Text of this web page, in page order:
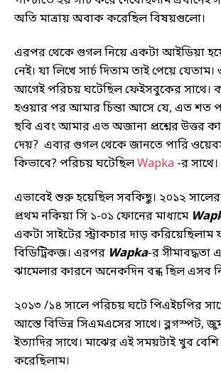
অতি মাত্রায় অবাক করেছিল বিষয়গুলো।
এরপর থেকে গুগল নিয়ে একটা আইডিয়া
নেই। যা লিখে সার্চ দিতাম তাই পেয়ে
আগেই পরিচয় ঘটেছিল ফেইসবুকের সাথে।
হওয়ার পর আমার চিন্তা আসে যে, এত শত
ছবি এবং আমার এত অজানা প্রশ্নের উত্তর
দেয়? এবার গুগল থেকে জানতে পারি
কিভাবে? পরিচয় ঘটেছিলWapka -র সাথে।
এভাবেই শুরু হয়েছিল সবকিছু। ২০১২ সালের
প্রথম নকিয়া সি ১-০১ ফোনের মাধ্যমে
একটা সাইটের স্ট্রাকচার দাড় করিয়েছিলাম
বিডিট্রিকজ। এরপর Wapka-র সীমাবদ্ধতা
ঝামেলার কারনে অনেকদিন বন্ধ ছিল এসব
২০১৩ /১৪ সালে পরিচয় ঘটে পিএইচপির
আস্তে বিভিন্ন সিএমএসের সাথে। ব্লগস্পট,
ইত্যাদির সাথে। মাঝের এই সময়টাই খুব বেশি
করেছিলাম।